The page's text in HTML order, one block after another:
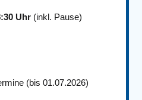
Uhr (inkl. Pause)
(bis 01.07.2026)